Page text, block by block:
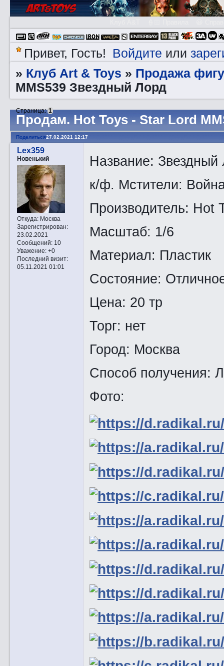
Привет, Гость! Войдите или
» Клуб Art & Toys » Продажа
MMS539 Звездный Лорд
Прoдам. Hot Toys - Star Lord
Страница:1
Поделиться27.02.2021 12:17
Lex359
Новенький
Откуда:Москва
Зарегистрирован:
23.02.2021
Сообщений:10
Уважение: +0
Последний визит:
05.11.2021 01:01
Название: Звездный
к/ф. Мстители:
Производитель: Hot
Масштаб: 1/6
Материал: Пластик
Состояние:
Цена: 20 тр
Торг: нет
Город: Москва
Способ получения:
Фото: